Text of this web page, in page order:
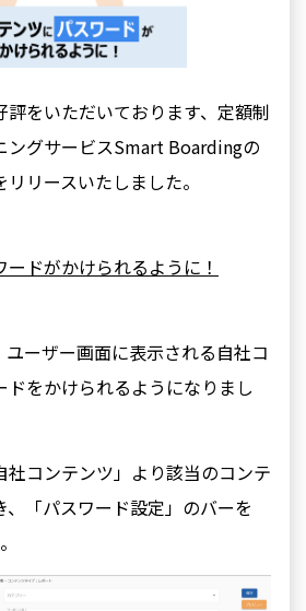
評をいただいております、定額制
ングサービスSmart Boardingの
リースいたしました。
ードがかけられるように ！
ーザー画面に表示される自社コ
ドをかけられるようになりまし
社コンテンツ」より該当のコンテ
、「パスワード設定」のバーを